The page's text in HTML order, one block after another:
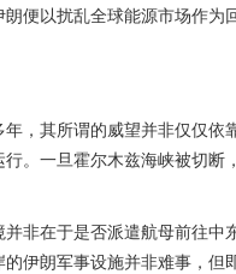
便以扰乱全球能源市场作为
年，其所谓的威望并非仅仅
行。一旦霍尔木兹海峡被切
非在于是否派遣航母前往
伊朗军事设施并非难事，但